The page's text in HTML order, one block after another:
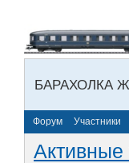
БАРАХОЛКА
Форум Участники